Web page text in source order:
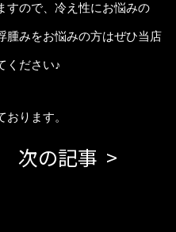
すので、冷え性にお悩みの
腫みをお悩みの方はぜひ当店
ください♪
ります。
次の記事